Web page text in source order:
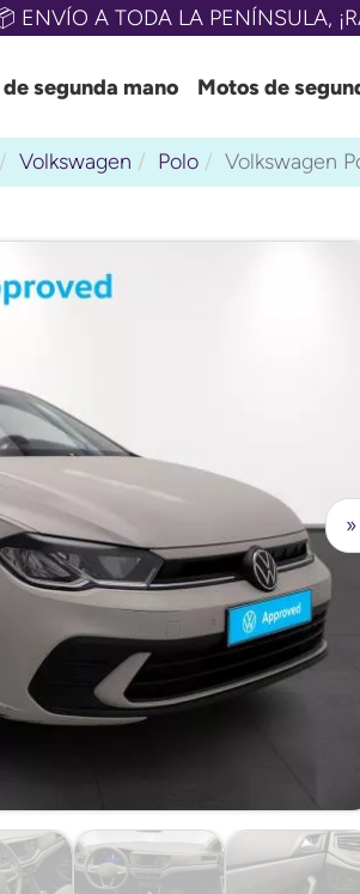
ENVÍO A TODA LA PENÍNSULA,
segunda mano Motos de
Volkswagen Polo Volkswagen
»